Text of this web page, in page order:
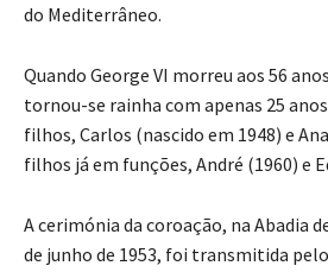
do Mediterrâneo.
Quando George VI morreu aos 56
tornou-se rainha com apenas 25
filhos, Carlos (nascido em 1948) e
filhos já em funções, André (1960) e
A cerimónia da coroação, na Abadia
de junho de 1953, foi transmitida